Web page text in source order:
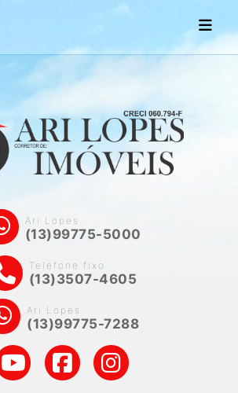
Ari Lopes
(13)99775-5000
Telefone fixo
(13)3507-4605
Ari Lopes
(13)99775-7288